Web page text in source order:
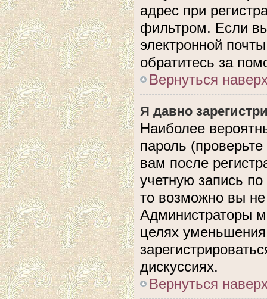
адрес при
фильтром. Если
электронной
обратитесь за
Вернуться
Я давно
Наиболее
пароль
вам после
учетную запись
то возможно вы
Администраторы
целях
дискуссиях.
Вернуться